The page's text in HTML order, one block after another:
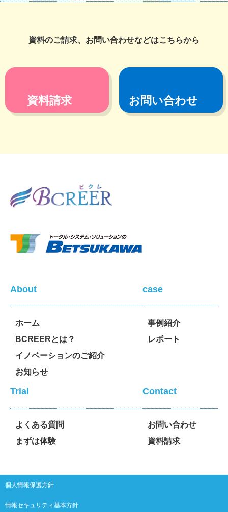
資料のご請求、お問い合わせなどはこちらから
資料請求 お問い合わせ
About
ホーム
BCREERとは？
イノベーションのご紹介
お知らせ
case
事例紹介
レポート
Trial
よくある質問
まずは体験
Contact
お問い合わせ
資料請求
個人情報保護方針
情報セキュリティ基本方針